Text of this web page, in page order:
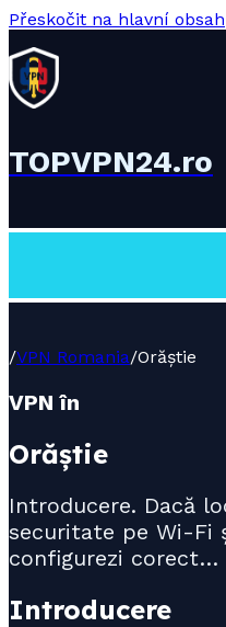
Přeskočit na hlavní obsah
TOPVPN24.ro
/VPN Romania/Orăștie
VPN în
Orăștie
Introducere. Dacă
securitate pe Wi-Fi
configurezi corect…
Introducere